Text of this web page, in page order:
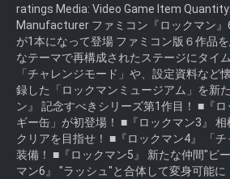
ratings Media: Video Game Item
Manufacturer ファミコン『ロックマン』
が1本になって登場 ファミコン版６作品
なテーマで再構成されたステージにタイ
「チャレンジモード」や、設定資料など
録した「ロックマンミュージアム」を新
ン』 記念すべきシリーズ第1作目！ ■『
ギー缶」が初登場！ ■『ロックマン3』
クリアを目指せ！ ■『ロックマン4』 「
装備！ ■『ロックマン5』 新たな仲間"ビ
マン6』 "ラッシュ"と合体して変身可能に